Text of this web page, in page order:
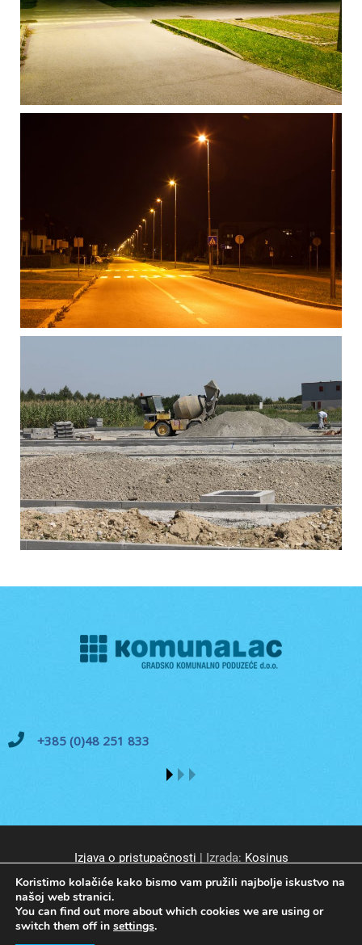
+385 (0)48 251 833
Izjava o pristupačnosti | Izrada: Kosinus
Koristimo kolačiće kako bismo vam pružili najbolje iskustvo na
našoj web stranici.
You can find out more about which cookies we are using or
switch them off in settings.